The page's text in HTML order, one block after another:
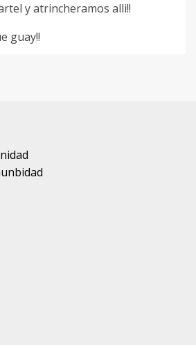
y atrincheramos alli!!
guay!!